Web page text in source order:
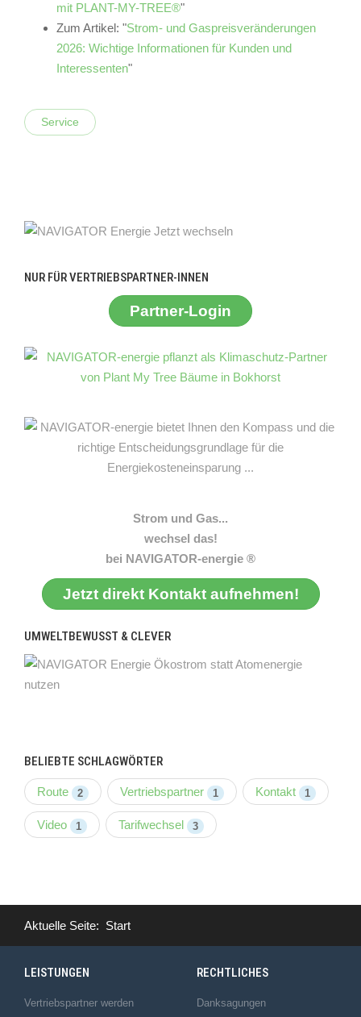
mit PLANT-MY-TREE®"
Zum Artikel: "Strom- und Gaspreisveränderungen
2026: Wichtige Informationen für Kunden und
Interessenten"
Service
NUR FÜR VERTRIEBSPARTNER-INNEN
Partner-Login
Strom und Gas...
wechsel das!
bei NAVIGATOR-energie ®
Jetzt direkt Kontakt aufnehmen!
UMWELTBEWUSST & CLEVER
BELIEBTE SCHLAGWÖRTER
Route 2 Vertriebspartner 1 Kontakt 1
Video 1 Tarifwechsel 3
Aktuelle Seite: Start
LEISTUNGEN
Vertriebspartner werden
RECHTLICHES
Danksagungen